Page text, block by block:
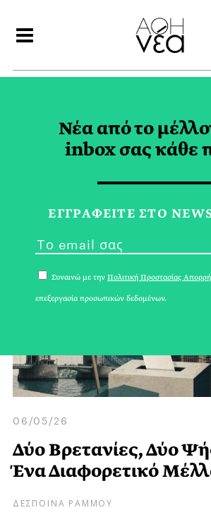
ΚΙΡ ΣΤΑΡΜΕΡ TAG
06/05/26
Δύο Βρετανίες, Δύο
Ένα Διαφορετικό
ΔΕΣΠΟΙΝΑ ΡΑΜΜΟΥ
Νέα από το
inbox σας κάθε
ΕΓΓPΑΦΕΙΤΕ ΣΤΟ
Συναινώ με την Πολιτική Προστασίας
επεξεργασία προσωπικών δεδομένων.